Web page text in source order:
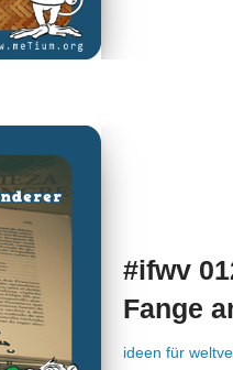
#ifwv
Fange
ideen für